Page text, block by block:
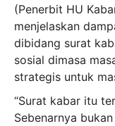
(Penerbit HU
menjelaskan
dibidang surat
sosial dimasa
strategis untuk
“Surat kabar itu
Sebenarnya